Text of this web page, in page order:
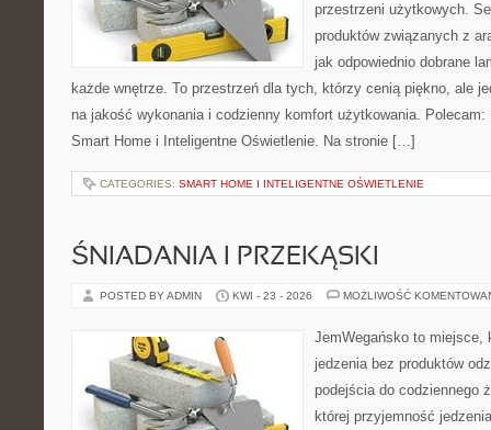
przestrzeni użytkowych.
produktów związanych z
jak odpowiednio dobrane
każde wnętrze. To przestrzeń dla tych, którzy cenią piękno, ale
na jakość wykonania i codzienny komfort użytkowania.
Smart Home i Inteligentne Oświetlenie. Na stronie […]
CATEGORIES: SMART HOME I INTELIGENTNE OŚWIETLENIE
ŚNIADANIA I PRZEKĄSKI
POSTED BY ADMIN KWI - 23 - 2026 MOŻLIWOŚĆ
JemWegańsko to miejsce,
jedzenia bez produktów
podejścia do codziennego
której przyjemność